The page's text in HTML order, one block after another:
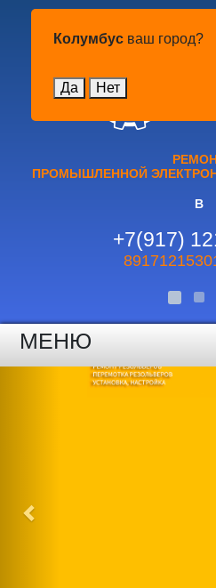
Колумбус ваш город?
Да Нет
ПРОМЫШЛЕННОЙ
В
+7(917)
МЕНЮ
Previous